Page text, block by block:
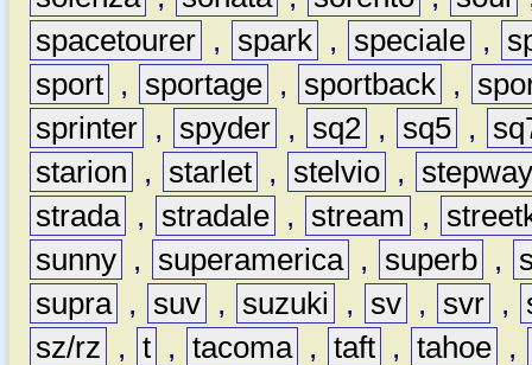
spacetourer , spark , speciale ,
sport , sportage , sportback ,
sprinter , spyder , sq2 , sq5 ,
starion
, starlet , stelvio ,
strada , stradale , stream ,
sunny , superamerica , superb ,
supra , suv , suzuki , sv , svr ,
sz/rz
, t , tacoma , taft , tahoe ,